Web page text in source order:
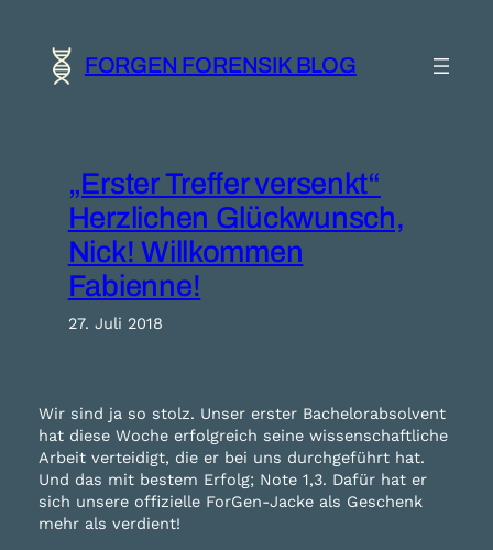
springen
FORGEN FORENSIK BLOG
„Erster Treffer versenkt“
Herzlichen Glückwunsch,
Nick! Willkommen
Fabienne!
27. Juli 2018
Wir sind ja so stolz. Unser erster Bachelorabsolvent
hat diese Woche erfolgreich seine wissenschaftliche
Arbeit verteidigt, die er bei uns durchgeführt hat.
Und das mit bestem Erfolg; Note 1,3. Dafür hat er
sich unsere offizielle ForGen-Jacke als Geschenk
mehr als verdient!